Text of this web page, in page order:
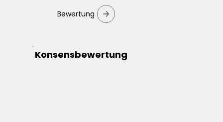
Bewertung
Konsensbewertung